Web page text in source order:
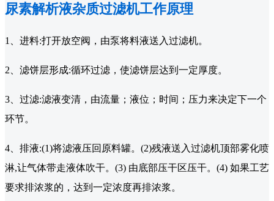
尿素解析液杂质过滤机工作原理
1、进料:打开放空阀，由泵将料液送入过滤机。
2、滤饼层形成:循环过滤，使滤饼层达到一定厚度。
3、过滤:滤液变清，由流量；液位；时间；压力来决定下一个
环节。
4、排液:(1)将滤液压回原料罐。(2)残液送入过滤机顶部雾化喷
淋,让气体带走液体吹干。(3) 由底部压干区压干。(4) 如果工艺
要求排浓浆的，达到一定浓度再排浓浆。